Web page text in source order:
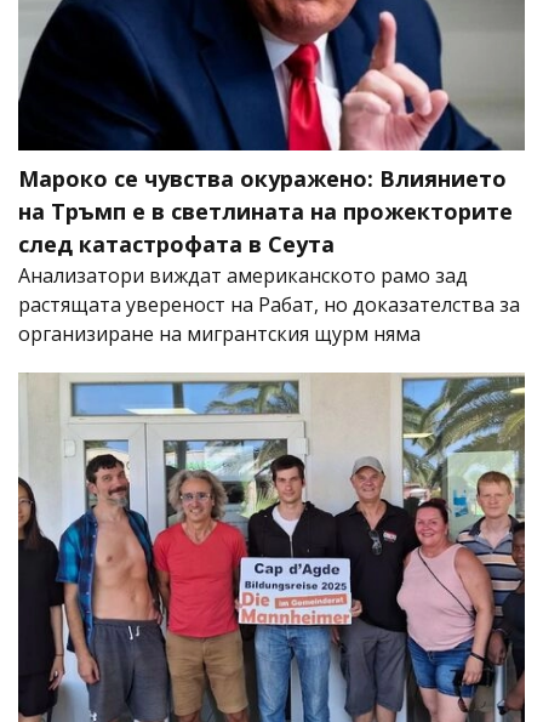
Мароко се чувства окуражено: Влиянието
на Тръмп е в светлината на прожекторите
след катастрофата в Сеута
Анализатори виждат американското рамо зад
растящата увереност на Рабат, но доказателства за
организиране на мигрантския щурм няма